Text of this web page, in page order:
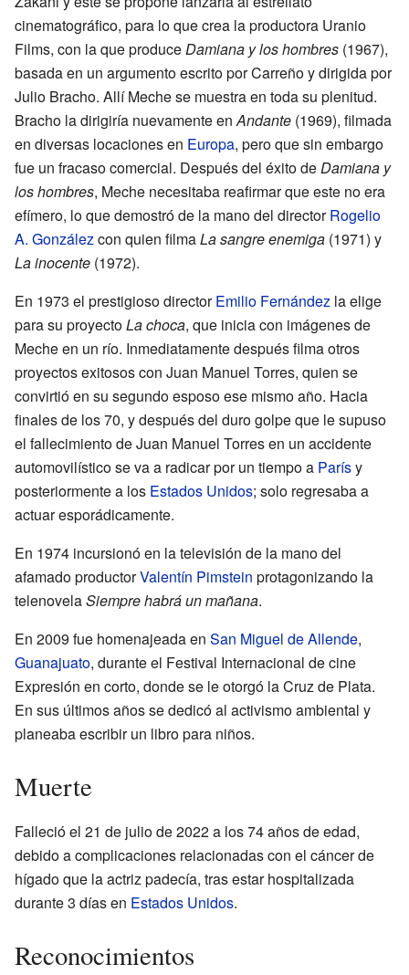
cinematográfico, para lo que crea la productora Uranio
Films, con la que produceDamiana y los hombres (1967),
basada en un argumento escrito por Carreño y dirigida por
Julio Bracho. Allí Meche se muestra en toda su plenitud.
Bracho la dirigiría nuevamente enAndante (1969), filmada
en diversas locaciones en Europa, pero que sin embargo
fue un fracaso comercial. Después del éxito deDamiana y
los hombres, Meche necesitaba reafirmar que este no era
efímero, lo que demostró de la mano del directorRogelio
A. Gonzálezcon quien filmaLa sangre enemiga (1971) y
La inocente (1972).
En 1973 el prestigioso directorEmilio Fernández la elige
para su proyectoLa choca, que inicia con imágenes de
Meche en un río. Inmediatamente después filma otros
proyectos exitosos con Juan Manuel Torres, quien se
convirtió en su segundo esposo ese mismo año. Hacia
finales de los 70, y después del duro golpe que le supuso
el fallecimiento de Juan Manuel Torres en un accidente
automovilístico se va a radicar por un tiempo a Parísy
posteriormente a los Estados Unidos; solo regresaba a
actuar esporádicamente.
En 1974 incursionó en la televisión de la mano del
afamado productorValentín Pimstein protagonizando la
telenovelaSiempre habrá un mañana.
En 2009 fue homenajeada en San Miguel de Allende,
Guanajuato, durante el Festival Internacional de cine
Expresión en corto, donde se le otorgó la Cruz de Plata.
En sus últimos años se dedicó al activismo ambiental y
planeaba escribir un libro para niños.
Muerte
Falleció el 21 de julio de 2022 a los 74 años de edad,
debido a complicaciones relacionadas con el cáncer de
hígado que la actriz padecía, tras estar hospitalizada
durante 3 días en Estados Unidos.
Reconocimientos